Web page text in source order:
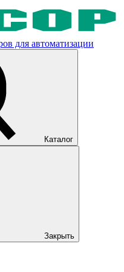
для автоматизации
Каталог
Закрыть